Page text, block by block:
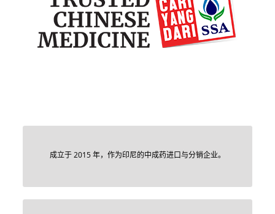
成立于 2015 年，作为印尼的中成药进口与分销企业。